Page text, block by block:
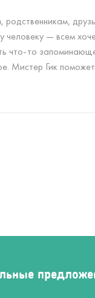
родственникам,
человеку — всем
что-то
Мистер Гик